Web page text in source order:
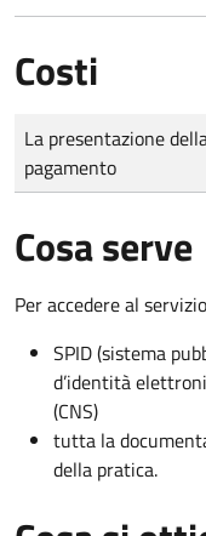
Costi
Tipo di pagamento
Importo
La presentazione
pagamento
Cosa serve
Per accedere al
SPID (sistema
d’identità
(CNS)
tutta la
della pratica.